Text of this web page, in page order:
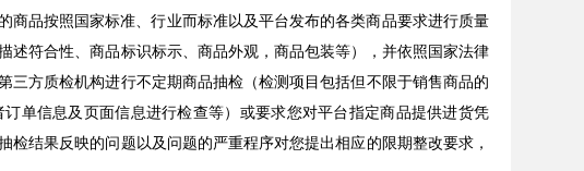
商品按照国家标准、行业而标准以及平台发布的各类商品要求进行质量
符合性、商品标识标示、商品外观，商品包装等），并依照国家法律
方质检机构进行不定期商品抽检（检测项目包括但不限于销售商品的
单信息及页面信息进行检查等）或要求您对平台指定商品提供进货凭
结果反映的问题以及问题的严重程序对您提出相应的限期整改要求，